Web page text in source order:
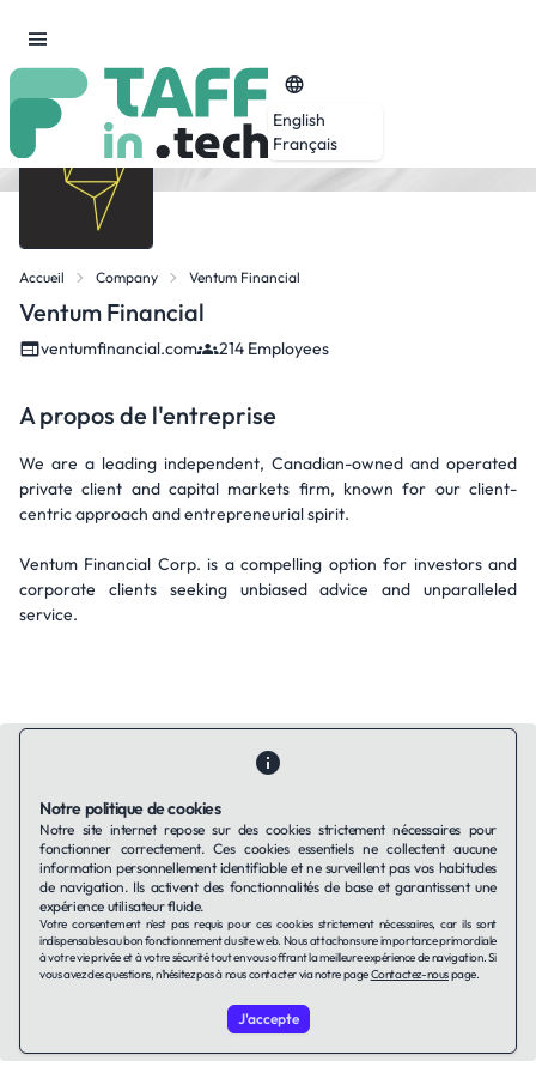
English
Français
Accueil Company Ventum Financial
Ventum Financial
ventumfinancial.com 214 Employees
A propos de l'entreprise
We are a leading independent, Canadian-owned and operated
private client and capital markets firm, known for our client-
centric approach and entrepreneurial spirit.
Ventum Financial Corp. is a compelling option for investors and
corporate clients seeking unbiased advice and unparalleled
service.
Contactez-nousQui sommes-nous ?Ils utilisent Taffin.tech
Politique de confidentialitéConditions générales
Politique de cookies
LinkedIn
© 2026 TAFFin.Tech. Tous droits réservés.
Notre politique de cookies
Notre site internet repose sur des cookies strictement nécessaires pour
fonctionner correctement. Ces cookies essentiels ne collectent aucune
information personnellement identifiable et ne surveillent pas vos habitudes
de navigation. Ils activent des fonctionnalités de base et garantissent une
expérience utilisateur fluide.
Votre consentement n'est pas requis pour ces cookies strictement nécessaires, car ils sont
indispensables au bon fonctionnement du site web. Nous attachons une importance primordiale
à votre vie privée et à votre sécurité tout en vous offrant la meilleure expérience de navigation. Si
vous avez des questions, n'hésitez pas à nous contacter via notre pageContactez-nouspage.
J'accepte